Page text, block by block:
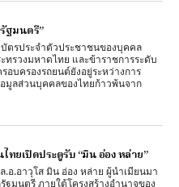
ฐมนตรี”
ตรประจำตัวประชาชนของบุคคล
ทรวงมหาดไทย และข้าราชการระดับ
บครองรถยนต์ยังอยู่ระหว่างการ
มูลส่วนบุคคลของไทยก้าวพ้นจาก
ยเปิดประตูรับ “มิน อ่อง หล่าย”
.อ.อาวุโส มิน อ่อง หล่าย ผู้นำเมียนมา
มนตรี ภายใต้โครงสร้างอำนาจของ